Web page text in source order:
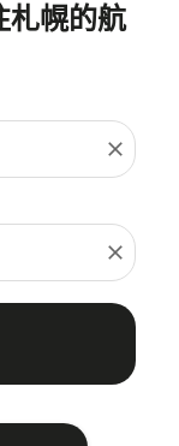
札幌的航
close
close
的筛选条件。